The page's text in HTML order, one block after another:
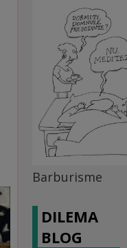
Barburisme
DILEMA
BLOG